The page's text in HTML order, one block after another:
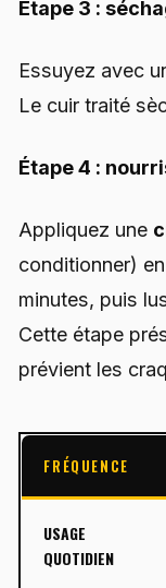
Étape 3 :
Essuyez avec
Le cuir traité
Étape 4 :
Appliquez une
conditionner)
minutes, puis
Cette étape
prévient les
FRÉQUENCE
USAGE
QUOTIDIEN